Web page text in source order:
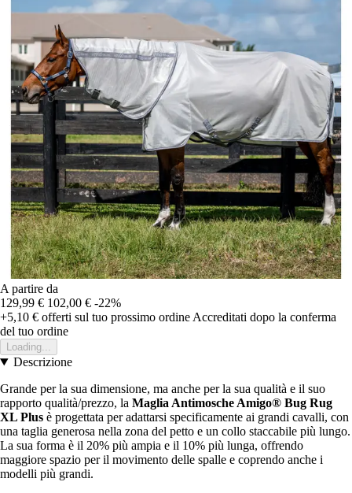
A partire da
129,99 € 102,00 € -22%
+5,10 € offerti sul tuo prossimo ordine Accreditati dopo la conferma
del tuo ordine
Loading...
Descrizione
Grande per la sua dimensione, ma anche per la sua qualità e il suo
rapporto qualità/prezzo, la Maglia Antimosche Amigo® Bug Rug
XL Plus è progettata per adattarsi specificamente ai grandi cavalli, con
una taglia generosa nella zona del petto e un collo staccabile più lungo.
La sua forma è il 20% più ampia e il 10% più lunga, offrendo
maggiore spazio per il movimento delle spalle e coprendo anche i
modelli più grandi.